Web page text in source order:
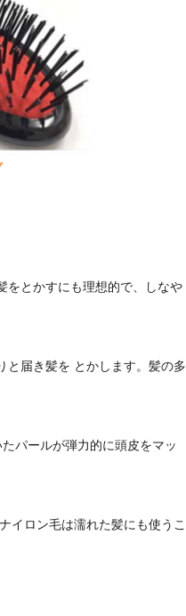
をとかすにも理想的で、しなや
と届き髪を とかします。髪の多
パールが弾力的に頭皮をマッ
イロン毛は濡れた髪にも使うこ